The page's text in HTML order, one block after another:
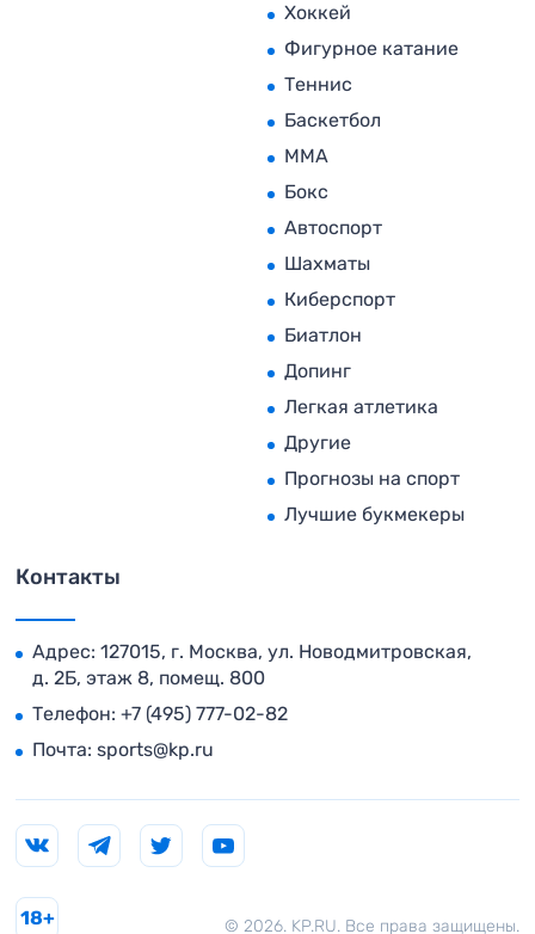
Хоккей
Фигурное катание
Теннис
Баскетбол
MMA
Бокс
Автоспорт
Шахматы
Киберспорт
Биатлон
Допинг
Легкая атлетика
Другие
Прогнозы на спорт
Лучшие букмекеры
Контакты
Адрес: 127015, г. Москва, ул. Новодмитровская,
д. 2Б, этаж 8, помещ. 800
Телефон: +7 (495) 777-02-82
Почта: sports@kp.ru
© 2026. KP.RU. Все права защищены.
18+